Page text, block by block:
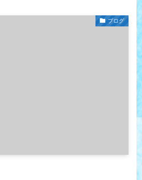
ブログ